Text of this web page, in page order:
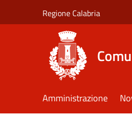
Regione Calabria
Amministrazione